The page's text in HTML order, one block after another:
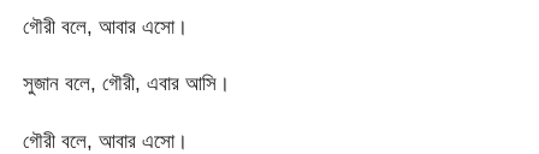
গৌরী বলে, আবার এসো।
সুজান বলে, গৌরী, এবার আসি।
গৌরী বলে, আবার এসো।